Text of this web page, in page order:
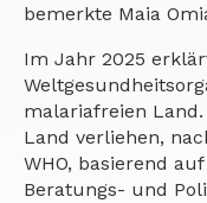
bemerkte Maia
Im Jahr 2025
malariafreien
Land verliehen,
WHO, basierend
Beratungs- und